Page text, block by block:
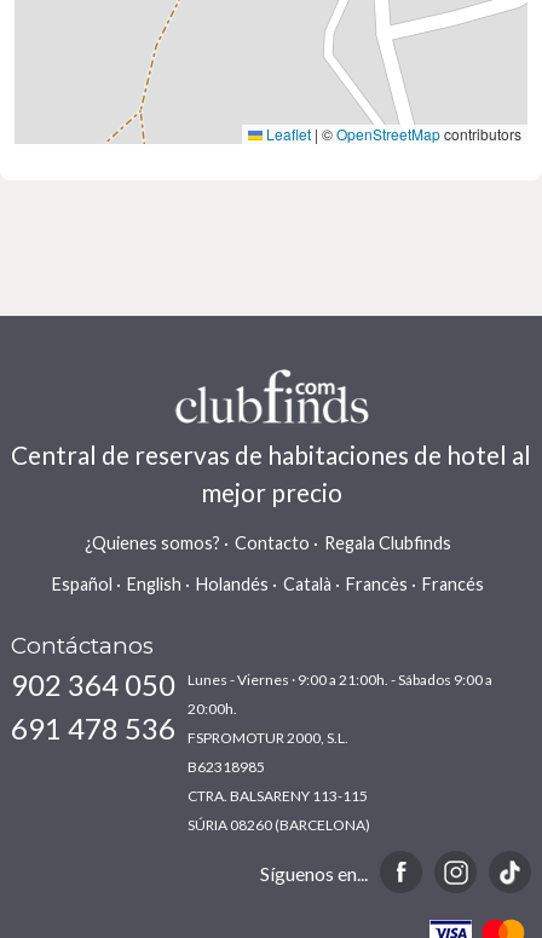
Leaflet | ©OpenStreetMapcontributors
Central de reservas de habitaciones de hotel al
mejor precio
¿Quienes somos? Contacto
Regala Clubfinds
Español
English Holandés Català Francès Francés
Contáctanos
902 364 050
691 478 536
Lunes - Viernes · 9:00 a 21:00h. - Sábados 9:00 a
20:00h.
FSPROMOTUR 2000, S.L.
B62318985
CTRA. BALSARENY 113-115
SÚRIA 08260 (BARCELONA)
Síguenos en...